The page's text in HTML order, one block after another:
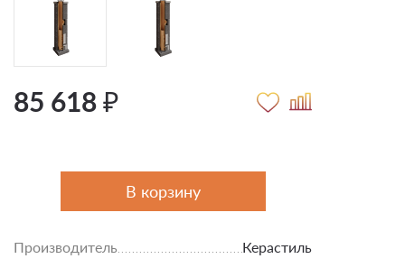
85 618 ₽
В корзину
Производитель
Керастиль